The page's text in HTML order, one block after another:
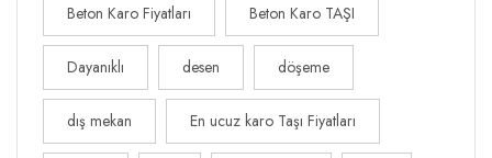
Beton Karo Fiyatları Beton Karo TAŞI
Dayanıklı desen döşeme
dış mekan En ucuz karo Taşı Fiyatları